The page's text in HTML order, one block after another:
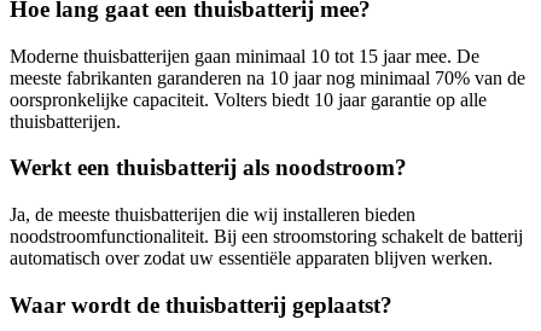
Hoe lang gaat een thuisbatterij mee?
Moderne thuisbatterijen gaan minimaal 10 tot 15 jaar mee. De
meeste fabrikanten garanderen na 10 jaar nog minimaal 70% van de
oorspronkelijke capaciteit. Volters biedt 10 jaar garantie op alle
thuisbatterijen.
Werkt een thuisbatterij als noodstroom?
Ja, de meeste thuisbatterijen die wij installeren bieden
noodstroomfunctionaliteit. Bij een stroomstoring schakelt de batterij
automatisch over zodat uw essentiële apparaten blijven werken.
Waar wordt de thuisbatterij geplaatst?